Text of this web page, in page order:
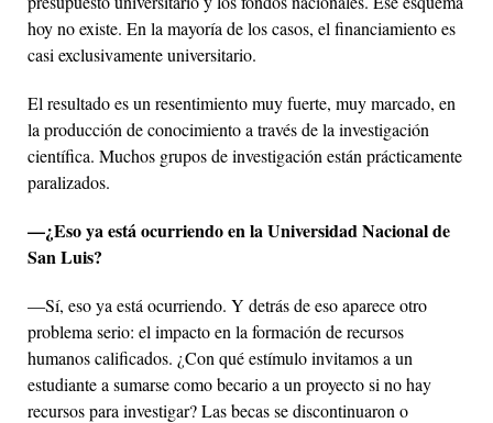
hoy no existe. En la mayoría de los casos, el financiamiento es
casi exclusivamente universitario.
El resultado es un resentimiento muy fuerte, muy marcado, en
la producción de conocimiento a través de la investigación
científica. Muchos grupos de investigación están prácticamente
paralizados.
—¿Eso ya está ocurriendo en la Universidad Nacional de
San Luis?
—Sí, eso ya está ocurriendo. Y detrás de eso aparece otro
problema serio: el impacto en la formación de recursos
humanos calificados. ¿Con qué estímulo invitamos a un
estudiante a sumarse como becario a un proyecto si no hay
recursos para investigar? Las becas se discontinuaron o